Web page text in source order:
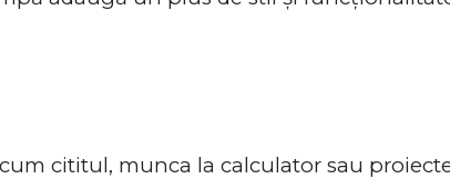
cititul, munca la calculator sau